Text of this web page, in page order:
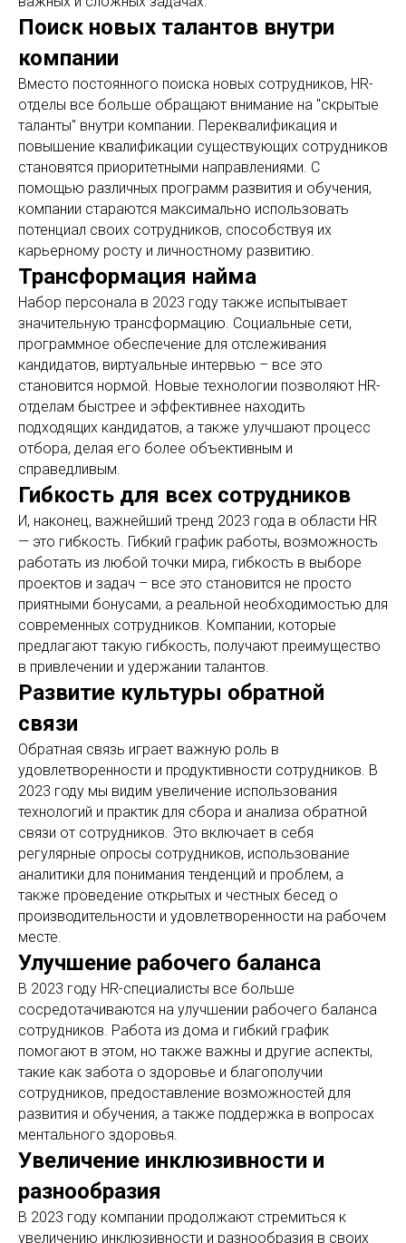
Поиск новых талантов внутри
компании
Вместо постоянного поиска новых сотрудников, HR-
отделы все больше обращают внимание на "скрытые
таланты" внутри компании. Переквалификация и
повышение квалификации существующих сотрудников
становятся приоритетными направлениями. С
помощью различных программ развития и обучения,
компании стараются максимально использовать
потенциал своих сотрудников, способствуя их
карьерному росту и личностному развитию.
Трансформация найма
Набор персонала в 2023 году также испытывает
значительную трансформацию. Социальные сети,
программное обеспечение для отслеживания
кандидатов, виртуальные интервью – все это
становится нормой. Новые технологии позволяют HR-
отделам быстрее и эффективнее находить
подходящих кандидатов, а также улучшают процесс
отбора, делая его более объективным и
справедливым.
Гибкость для всех сотрудников
И, наконец, важнейший тренд 2023 года в области HR
— это гибкость. Гибкий график работы, возможность
работать из любой точки мира, гибкость в выборе
проектов и задач – все это становится не просто
приятными бонусами, а реальной необходимостью для
современных сотрудников. Компании, которые
предлагают такую гибкость, получают преимущество
в привлечении и удержании талантов.
Развитие культуры обратной
связи
Обратная связь играет важную роль в
удовлетворенности и продуктивности сотрудников. В
2023 году мы видим увеличение использования
технологий и практик для сбора и анализа обратной
связи от сотрудников. Это включает в себя
регулярные опросы сотрудников, использование
аналитики для понимания тенденций и проблем, а
также проведение открытых и честных бесед о
производительности и удовлетворенности на рабочем
месте.
Улучшение рабочего баланса
В 2023 году HR-специалисты все больше
сосредотачиваются на улучшении рабочего баланса
сотрудников. Работа из дома и гибкий график
помогают в этом, но также важны и другие аспекты,
такие как забота о здоровье и благополучии
сотрудников, предоставление возможностей для
развития и обучения, а также поддержка в вопросах
ментального здоровья.
Увеличение инклюзивности и
разнообразия
В 2023 году компании продолжают стремиться к
увеличению инклюзивности и разнообразия в своих